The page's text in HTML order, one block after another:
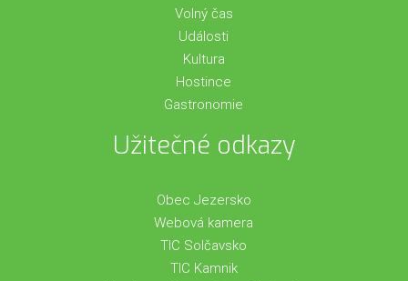
Volný čas
Události
Kultura
Hostince
Gastronomie
Užitečné odkazy
Obec Jezersko
Webová kamera
TIC Solčavsko
TIC Kamnik